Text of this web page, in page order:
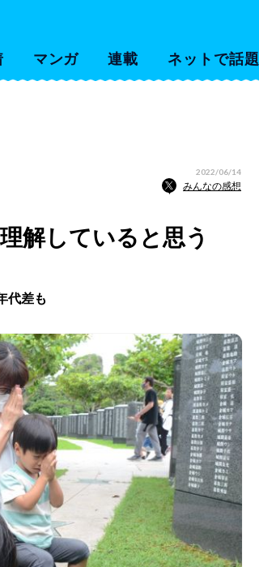
マンガ 連載 ネットで話題
2022/06/14
みんなの感想
解していると思う
代差も